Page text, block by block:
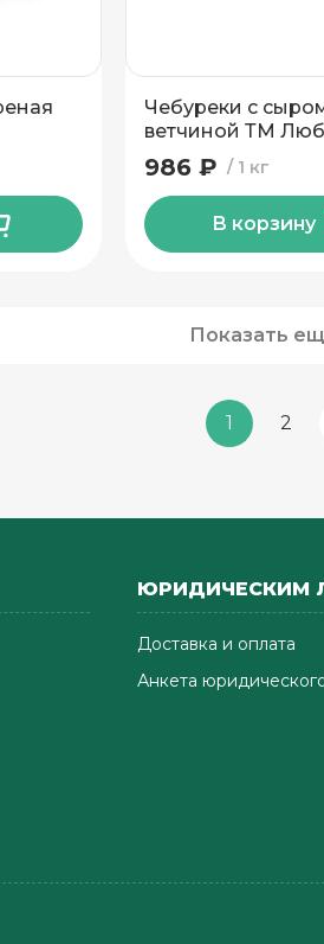
Чебуреки с
ветчиной ТМ
1 кг
1 кг
986 ₽
В корзину
Показать
1 2
ЮРИДИЧЕСКИМ
Доставка и оплата
Анкета